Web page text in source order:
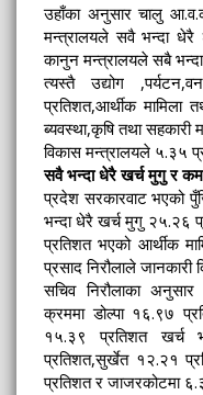
उहाँका अनुसार चालु
मन्त्रालयले सवै भन्दा धेरै
कानुन मन्त्रालयले सबै
त्यस्तै उद्योग
प्रतिशत,आर्थीक मामिला
ब्यवस्था,कृषि तथा सहकारी
विकास मन्त्रालयले ५.३५
सवै भन्दा धेरै खर्च मुगु र
प्रदेश सरकारवाट भएको
भन्दा धेरै खर्च मुगु २५.२६
प्रतिशत भएको आर्थीक
प्रसाद निरौलाले जानकारी
सचिव निरौलाका
क्रममा डोल्पा १६.९७
१५.३९ प्रतिशत खर्च
प्रतिशत,सुर्खेत १२.२१
प्रतिशत र जाजरकोटमा